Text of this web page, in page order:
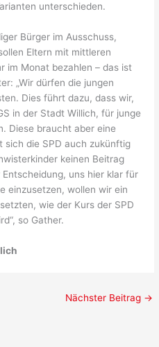
unterschieden.
Bürger im Ausschuss,
Eltern mit mittleren
im Monat bezahlen – das ist
„Wir dürfen die jungen
Dies führt dazu, dass wir,
in der Stadt Willich, für junge
Diese braucht aber eine
sich die SPD auch zukünftig
keinen Beitrag
uns hier klar für
einzusetzen, wollen wir ein
wie der Kurs der SPD
so Gather.
Nächster Beitrag →